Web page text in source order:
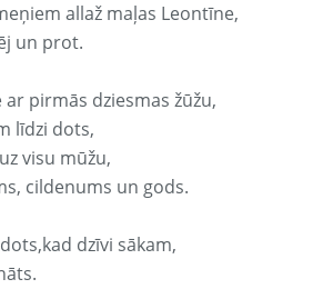
allaž maļas Leontīne,
un prot.
pirmās dziesmas žūžu,
līdzi dots,
visu mūžu,
cildenums un gods.
dzīvi sākam,